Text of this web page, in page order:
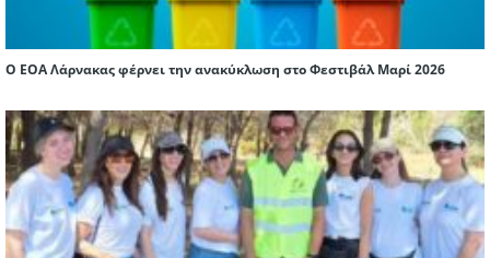
Ο ΕΟΑ Λάρνακας φέρνει την ανακύκλωση στο Φεστιβάλ Μαρί 2026